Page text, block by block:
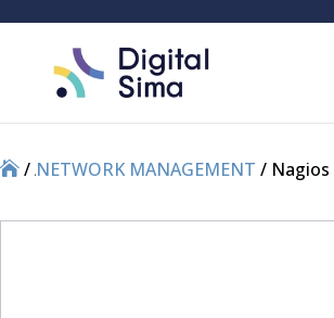
//NETWORK MANAGEMENT / Nagios